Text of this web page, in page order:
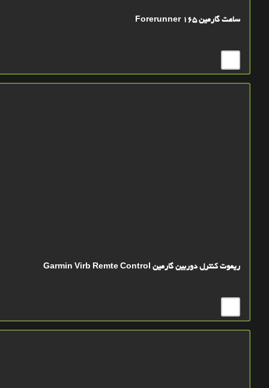
ساعت گارمین Forerunner 165
ریموت کنترل دوربین گارمین Garmin Virb Remte Control